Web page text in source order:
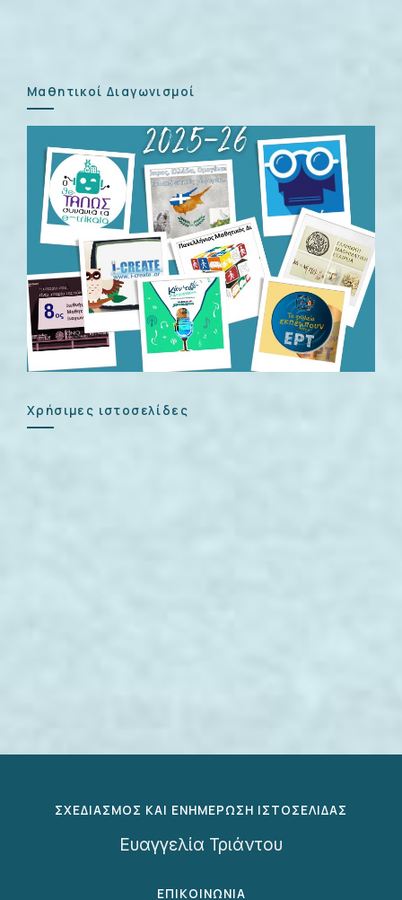
Μαθητικοί Διαγωνισμοί
Χρήσιμες ιστοσελίδες
ΣΧΕΔΙΑΣΜΟΣ ΚΑΙ ΕΝΗΜΕΡΩΣΗ ΙΣΤΟΣΕΛΙΔΑΣ
Ευαγγελία Τριάντου
ΕΠΙΚΟΙΝΩΝΙΑ